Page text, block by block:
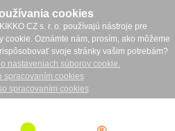
cookies
CZ s. r. o. používajú nástroje pre
cookie. Oznámte nám, prosím, ako môžeme
svoje stránky vašim potrebám?
nastaveniach súborov cookie.
spracovaním cookies
spracovaním cookies